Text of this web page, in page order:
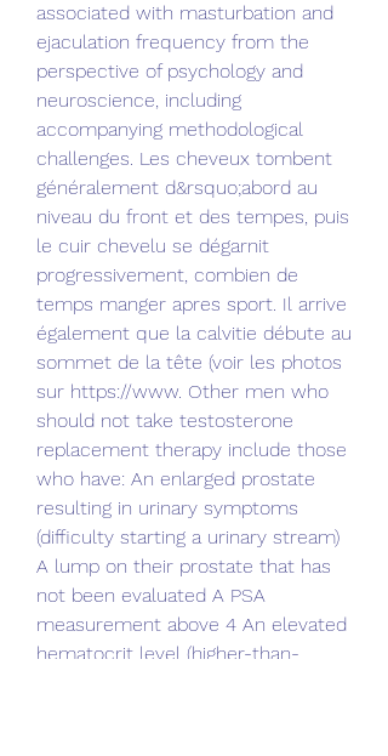
associated with masturbation and
ejaculation frequency from the
perspective of psychology and
neuroscience, including
accompanying methodological
challenges. Les cheveux tombent
généralement d&rsquo;abord au
niveau du front et des tempes, puis
le cuir chevelu se dégarnit
progressivement, combien de
temps manger apres sport. Il arrive
également que la calvitie débute au
sommet de la tête (voir les photos
sur https://www. Other men who
should not take testosterone
replacement therapy include those
who have: An enlarged prostate
resulting in urinary symptoms
(difficulty starting a urinary stream)
A lump on their prostate that has
not been evaluated A PSA
measurement above 4 An elevated
hematocrit level (higher-than-